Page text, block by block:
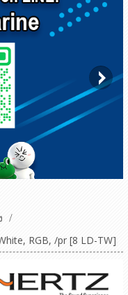
/
RGB, /pr [8 LD-TW]